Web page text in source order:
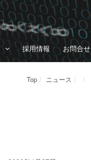
採用情報 お問合せ
Top ニュース